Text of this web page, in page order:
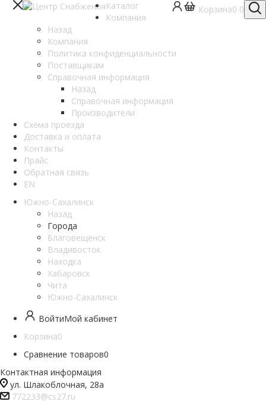
Корзина0 0
Каталог
Компания
Назад
Компания
Политика конфиденциальности
Поставщикам
Справочная информация
Назад
Справочная информация
Производители
Схема проезда
Доставка и оплата
Контакты
Прайс
Обратная связь
EN
Южно-Сахалинск
Назад
Города
Благовещенск
Владивосток
Находка
Хабаровск
Чита
Южно-Сахалинск
ВойтиМой кабинет
Корзина0
Сравнение товаров0
Контактная информация
ул. Шлакоблочная, 28а
772233@cs27.ru